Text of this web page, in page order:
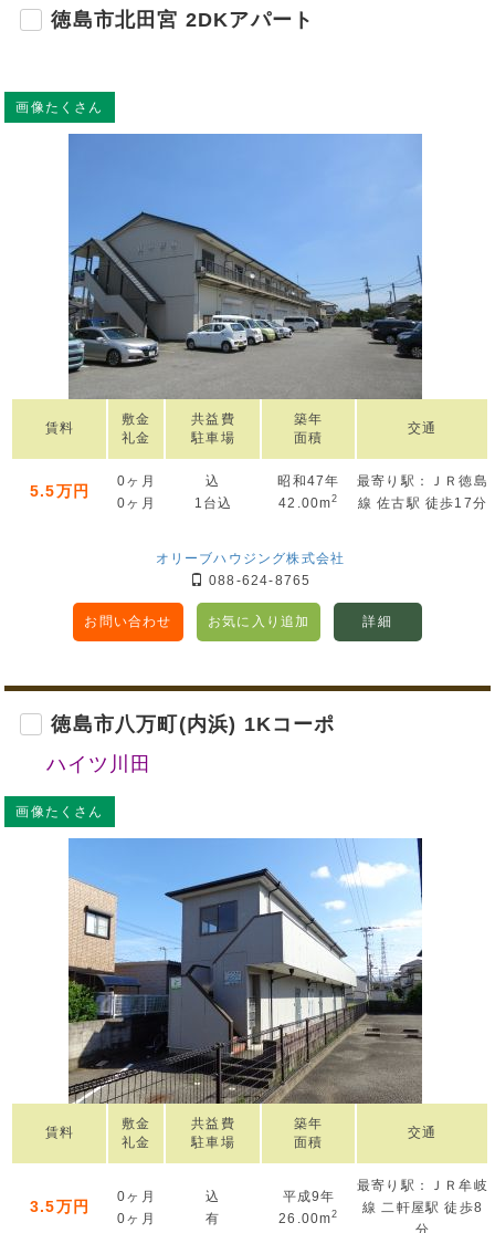
徳島市北田宮 2DKアパート
画像たくさん
賃料
敷金
礼金
共益費
駐車場
築年
面積
交通
5.5万円
0ヶ月
0ヶ月
込
1台込
昭和47年
42.00m2
最寄り駅：ＪＲ徳島
線 佐古駅 徒歩17分
オリーブハウジング株式会社
088-624-8765
お問い合わせ お気に入り追加 詳細
徳島市八万町(内浜) 1Kコーポ
ハイツ川田
画像たくさん
賃料
敷金
礼金
共益費
駐車場
築年
面積
交通
3.5万円
0ヶ月
0ヶ月
込
有
平成9年
26.00m2
最寄り駅：ＪＲ牟岐
線 二軒屋駅 徒歩8
分